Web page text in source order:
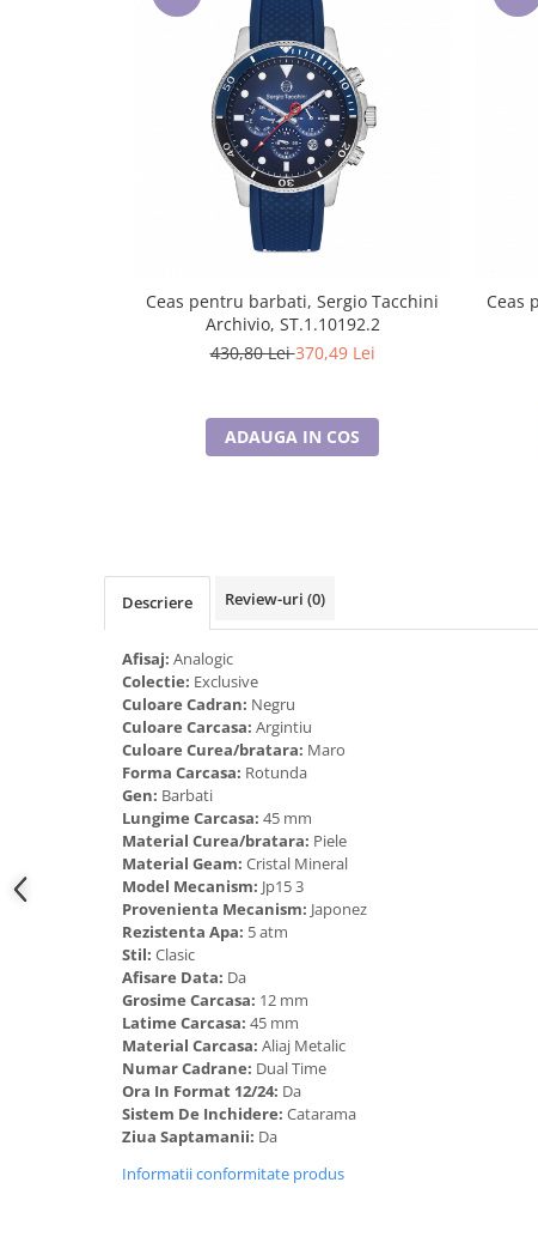
Lenjerii de pat pentru copii
Halate si pijamale Family
Valentine's Day
Cadouri pentru Bunici
Cadouri pentru Nasi si Fini
Cadouri Craciun
Cadouri pentru Mama
Cadouri pentru profesori sau absolventi
Cadouri Back to school
Cadouri de Paște
Cadouri Traditionale Romanesti
Cadouri pentru CUPLU El & Ea
Cadouri Iubitori de animale
Cadouri GRAVIDE
Cadouri pentru sportivi
Cadouri Pensionare
Cadouri Colegi, sefi sau angajati
Cadouri pentru Doctori
Cadouri pentru Sfânta Maria
Ceas pentru barbati, Sergio Tacchini
Archivio, ST.1.10192.2
430,80 Lei370,49 Lei
ADAUGA IN COS
Ceas
Descriere Review-uri (0)
Afisaj: Analogic
Colectie: Exclusive
Culoare Cadran: Negru
Culoare Carcasa: Argintiu
Culoare Curea/bratara: Maro
Forma Carcasa: Rotunda
Gen: Barbati
Lungime Carcasa: 45 mm
Material Curea/bratara: Piele
Material Geam: Cristal Mineral
Model Mecanism: Jp15 3
Provenienta Mecanism: Japonez
Rezistenta Apa: 5 atm
Stil: Clasic
Afisare Data: Da
Grosime Carcasa: 12 mm
Latime Carcasa: 45 mm
Material Carcasa: Aliaj Metalic
Numar Cadrane: Dual Time
Ora In Format 12/24: Da
Sistem De Inchidere: Catarama
Ziua Saptamanii: Da
Informatii conformitate produs